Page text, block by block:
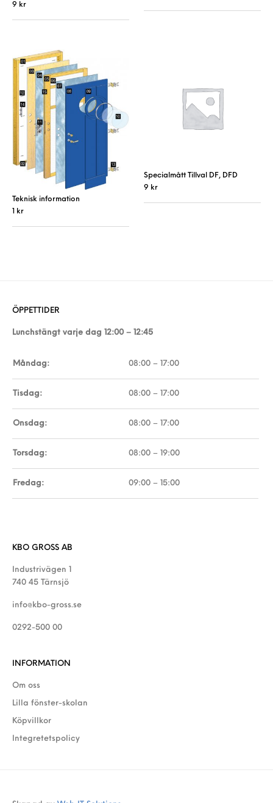
9 kr
Teknisk information
kr
Specialmått Tillval DF, DFD
9 kr
ÖPPETTIDER
Lunchstängt varje dag 12:00 – 12:45
Måndag: 08:00 – 17:00
Tisdag: 08:00 – 17:00
Onsdag: 08:00 – 17:00
Torsdag: 08:00 – 19:00
Fredag: 09:00 – 15:00
KBO GROSS AB
Industrivägen 1
740 45 Tärnsjö
info@kbo-gross.se
0292-500 00
INFORMATION
Om oss
Lilla fönster-skolan
Köpvillkor
Integretetspolicy